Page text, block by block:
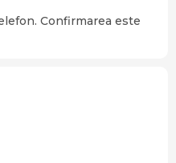
Confirmarea este